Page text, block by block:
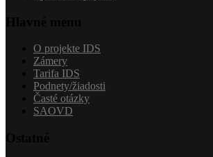
O projekte IDS
Zámery
Tarifa IDS
Podnety/žiadosti
Časté otázky
SAOVD